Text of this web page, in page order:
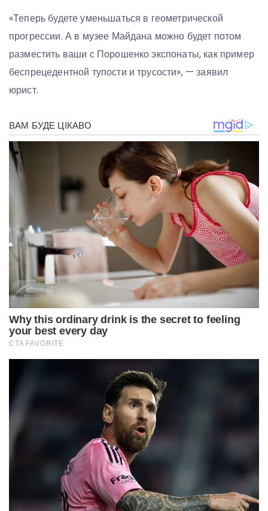
«Теперь будете уменьшаться в геометрической
прогрессии. А в музее Майдана можно будет потом
разместить ваши с Порошенко экспонаты, как пример
беспрецедентной тупости и трусости», — заявил
юрист.